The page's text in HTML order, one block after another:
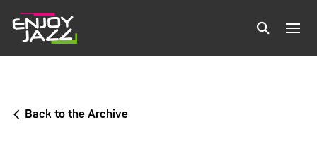
Back to the Archive